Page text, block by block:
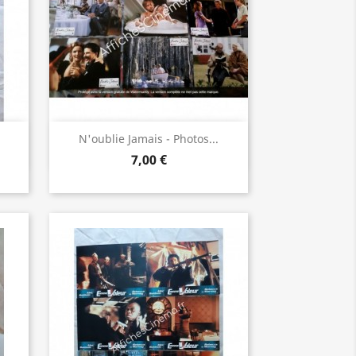
N'oublie Jamais - Photos...
7,00 €
Aperçu rapide